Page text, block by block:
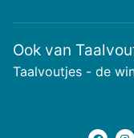
Ook van
Taalvoutjes - de